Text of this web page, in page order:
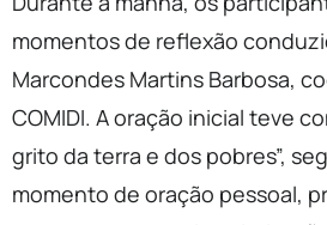
momentos de reflexão
Marcondes Martins Barbosa,
COMIDI. A oração inicial teve
grito da terra e dos pobres”,
momento de oração pessoal,